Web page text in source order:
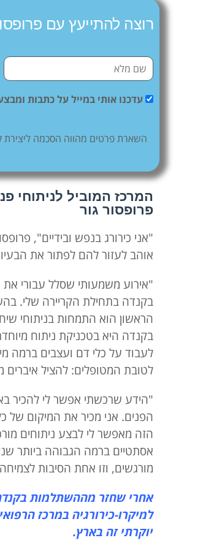
רוצה להתייעץ עם
עדכנו אותי במייל על כתבות
השארת פרטים מהווה הסכמה ליצירת
המרכז המוביל לניתוחי
פרופסור גור
"אני כירורג בנפש ובידיים",
אוהב לעזור להם לפתור את
"אירוע משמעותי שסלל עבורי
בקנדה בתחילת הקריירה שלי.
הראשון הוא התמחות בניתוחי
בקנדה היא בטכניקת ניתוח
לעבוד על כלי דם ועצבים ברמה
לטובת המטופלים: להציל
"הידע שרכשתי אפשר לי להכיר
הפנים. אני מכיר את המיקום של
הזה מאפשר לי לבצע ניתוחים
אסתטיים ברמה הגבוהה ביותר
מורגשים, וזו אחת הסיבות
אחרי שחזר מההשתלמות
למיקרו-כירורגיה במרכז
יוקרתי זה בארץ.